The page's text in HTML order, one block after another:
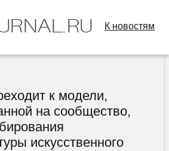
К новостям
к модели,
на сообщество,
искусственного